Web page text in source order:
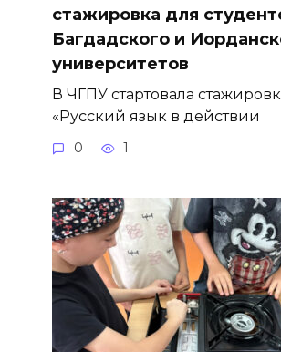
стажировка для
Багдадского и
университетов
В ЧГПУ стартовала
«Русский язык в действии
0 1